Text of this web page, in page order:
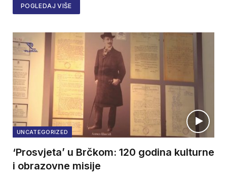
POGLEDAJ VIŠE
UNCATEGORIZED
‘Prosvjeta’ u Brčkom: 120 godina kulturne
i obrazovne misije